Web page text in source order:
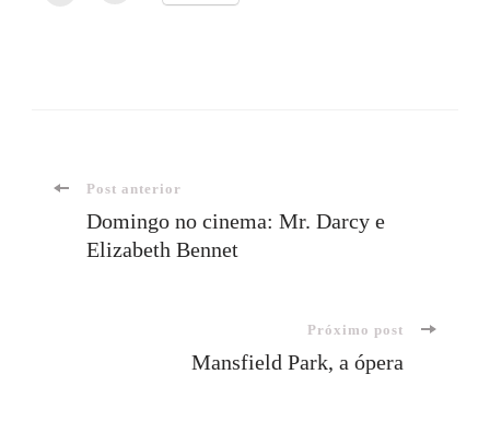
Navegação
Post anterior
Domingo no cinema: Mr. Darcy e
Elizabeth Bennet
Próximo post
Mansfield Park, a ópera